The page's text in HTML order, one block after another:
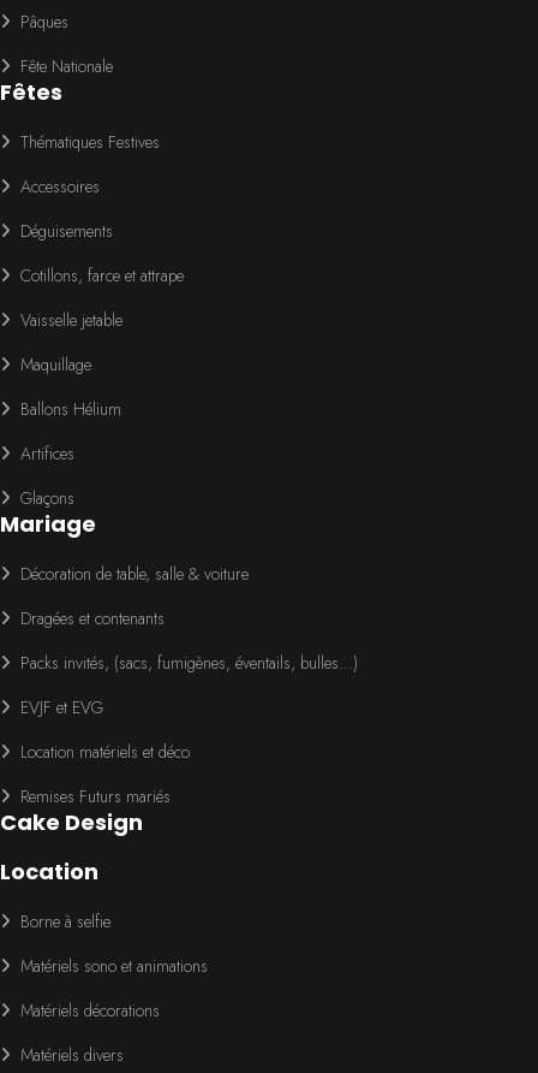
Pâques
Fête Nationale
Fêtes
Thématiques Festives
Accessoires
Déguisements
Cotillons, farce et attrape
Vaisselle jetable
Maquillage
Ballons Hélium
Artifices
Glaçons
Mariage
Décoration de table, salle & voiture
Dragées et contenants
Packs invités, (sacs, fumigènes, éventails, bulles...)
EVJF et EVG
Location matériels et déco
Remises Futurs mariés
Cake Design
Location
Borne à selfie
Matériels sono et animations
Matériels décorations
Matériels divers